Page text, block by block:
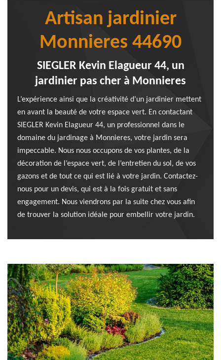
Artisan jardinier
Monnieres 44690
SIEGLER Kevin Elagueur 44, un
jardinier pas cher à Monnieres
L’expérience ainsi que la créativité d’un jardinier mettent
en avant la beauté de votre espace vert. En contactant
SIEGLER Kevin Elagueur 44, un professionnel dans le
domaine du jardinage à Monnieres, votre jardin sera
impeccable. Nous nous occupons de vos plantes, de la
décoration de l’espace vert, de l’entretien du sol, de vos
gazons et de tout ce qui est lié à votre jardin. Contactez-
nous pour un devis, qui est à la fois gratuit et sans
engagement. Nous viendrons par la suite chez vous afin
de trouver la solution idéale pour embellir votre jardin.